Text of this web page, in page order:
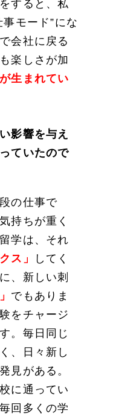
すると、私
モード”にな
会社に戻る
楽しさが加
生まれてい
影響を与え
ていたので
の仕事で
持ちが重く
学は、それ
ス」
してく
、新しい刺
でもありま
をチャージ
。毎日同じ
、日々新し
見がある。
に通ってい
回多くの学